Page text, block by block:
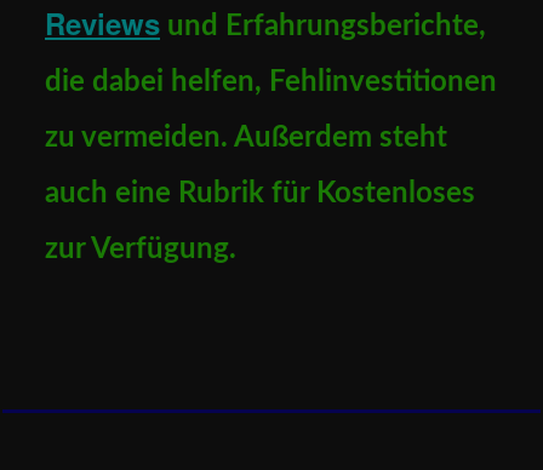
Reviews und Erfahrungsberichte,
die dabei helfen, Fehlinvestitionen
zu vermeiden. Außerdem steht
auch eine Rubrik für Kostenloses
zur Verfügung.